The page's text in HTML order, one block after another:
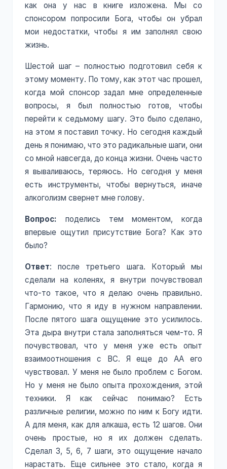
как она у нас в книге изложена. Мы со
спонсором попросили Бога, чтобы он убрал
мои недостатки, чтобы я им заполнял свою
жизнь.
Шестой шаг – полностью подготовил себя к
этому моменту. По тому, как этот час прошел,
когда мой спонсор задал мне определенные
вопросы, я был полностью готов, чтобы
перейти к седьмому шагу. Это было сделано,
на этом я поставил точку. Но сегодня каждый
день я понимаю, что это радикальные шаги, они
со мной навсегда, до конца жизни. Очень часто
я вываливаюсь, теряюсь. Но сегодня у меня
есть инструменты, чтобы вернуться, иначе
алкоголизм свернет мне голову.
Вопрос: поделись тем моментом, когда
впервые ощутил присутствие Бога? Как это
было?
Ответ: после третьего шага. Который мы
сделали на коленях, я внутри почувствовал
что-то такое, что я делаю очень правильно.
Гармонию, что я иду в нужном направлении.
После пятого шага ощущение это усилилось.
Эта дыра внутри стала заполняться чем-то. Я
почувствовал, что у меня уже есть опыт
взаимоотношения с ВС. Я еще до АА его
чувствовал. У меня не было проблем с Богом.
Но у меня не было опыта прохождения, этой
техники. Я как сейчас понимаю? Есть
различные религии, можно по ним к Богу идти.
А для меня, как для алкаша, есть 12 шагов. Они
очень простые, но я их должен сделать.
Сделал 3, 5, 6, 7 шаги, это ощущение начало
нарастать. Еще сильнее это стало, когда я